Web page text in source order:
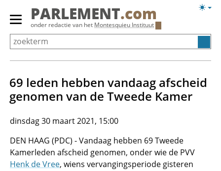
Overslaan
Primair
menu
tonen/verbergen
PARLEMENT.com
onder redactie van het Montesquieu Instituut
69 leden hebben vandaag afscheid
genomen van de Tweede Kamer
dinsdag 30 maart 2021, 15:00
DEN HAAG (PDC) - Vandaag hebben 69 Tweede
Kamerleden afscheid genomen, onder wie de PVV
Henk de Vree, wiens vervangingsperiode gisteren